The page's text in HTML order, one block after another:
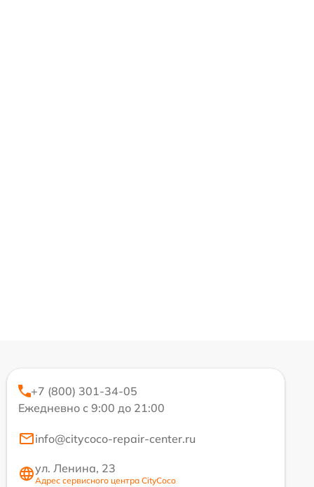
+7 (800) 301-34-05
Ежедневно с 9:00 до 21:00
info@citycoco-repair-center.ru
ул. Ленина, 23
Адрес сервисного центра CityCoco